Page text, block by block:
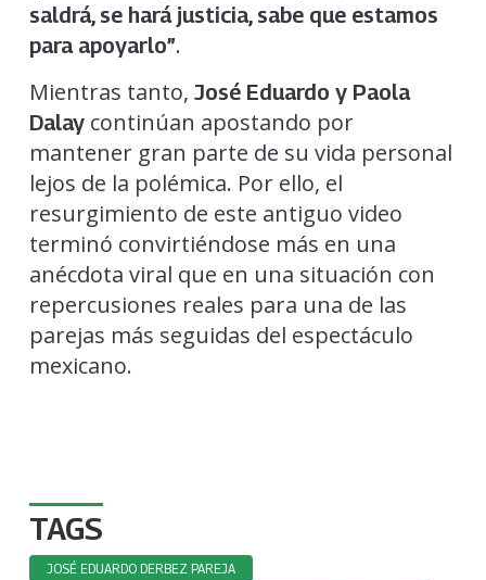
saldrá, se hará justicia, sabe que estamos
para apoyarlo”.
Mientras tanto, José Eduardo y Paola
Dalaycontinúan apostando por
mantener gran parte de su vida personal
lejos de la polémica. Por ello, el
resurgimiento de este antiguo video
terminó convirtiéndose más en una
anécdota viral que en una situación con
repercusiones reales para una de las
parejas más seguidas del espectáculo
mexicano.
TAGS
JOSÉ EDUARDO DERBEZ PAREJA